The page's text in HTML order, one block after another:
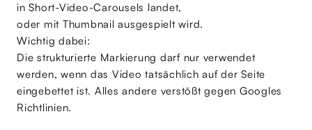
in Short-Video-Carousels landet,
oder mit Thumbnail ausgespielt wird.
Wichtig dabei:
Die strukturierte Markierung darf nur verwendet
werden, wenn das Video tatsächlich auf der Seite
eingebettet ist. Alles andere verstößt gegen Googles
Richtlinien.